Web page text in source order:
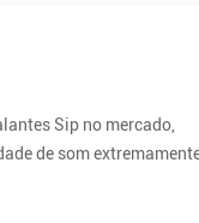
Sip no mercado,
de som